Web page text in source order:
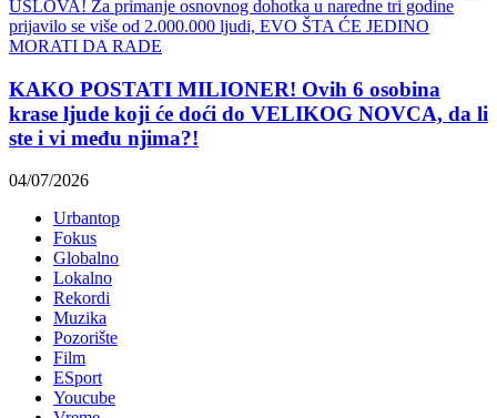
KAKO POSTATI MILIONER! Ovih 6 osobina
krase ljude koji će doći do VELIKOG NOVCA, da li
ste i vi među njima?!
04/07/2026
Urbantop
Fokus
Globalno
Lokalno
Rekordi
Muzika
Pozorište
Film
ESport
Youcube